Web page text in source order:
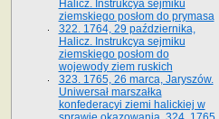
Halicz. Instrukcya sejmiku
ziemskiego posłom do prymasa
322. 1764, 29 października,
Halicz. Instrukcya sejmiku
ziemskiego posłom do
wojewody ziem ruskich
323. 1765, 26 marca, Jaryszów.
Uniwersał marszałka
konfederacyi ziemi halickiej w